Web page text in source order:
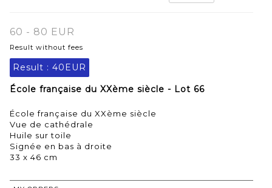
60 - 80 EUR
Result without fees
Result : 40EUR
École française du XXème siècle - Lot 66
École française du XXème siècle
Vue de cathédrale
Huile sur toile
Signée en bas à droite
33 x 46 cm